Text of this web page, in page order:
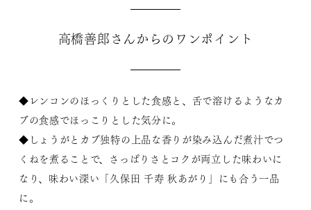
高橋善郎さんからのワンポイント
◆レンコンのほっくりとした食感と、舌で溶けるようなカ
ブの食感でほっこりとした気分に。
◆しょうがとカブ独特の上品な香りが染み込んだ煮汁でつ
くねを煮ることで、さっぱりさとコクが両立した味わいに
なり、味わい深い「久保田 千寿 秋あがり」にも合う一品
に。